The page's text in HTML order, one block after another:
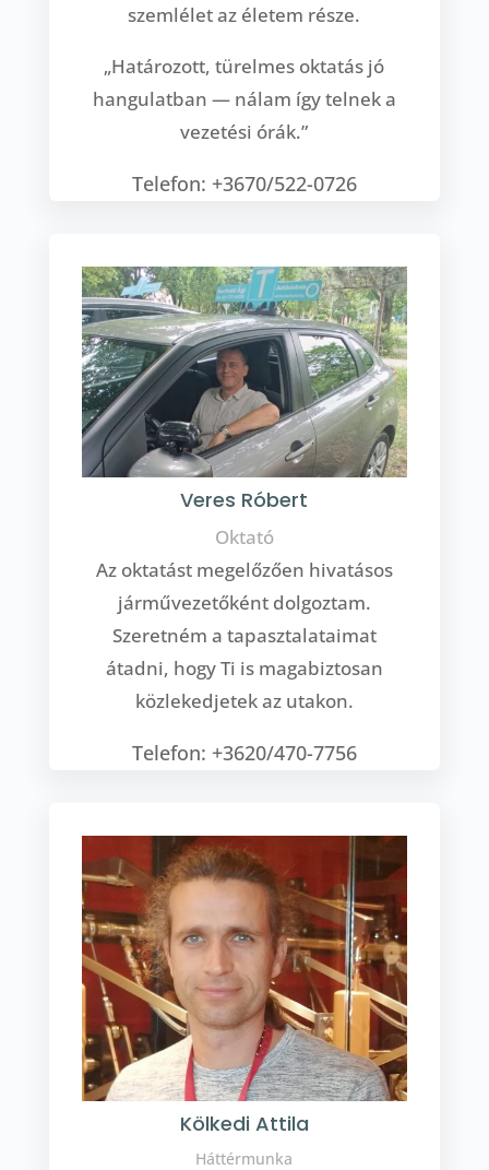
szemlélet az életem része.
„Határozott, türelmes oktatás jó
hangulatban — nálam így telnek a
vezetési órák.”
Telefon: +3670/522-0726
Veres Róbert
Oktató
Az oktatást megelőzően hivatásos
járművezetőként dolgoztam.
Szeretném a tapasztalataimat
átadni, hogy Ti is magabiztosan
közlekedjetek az utakon.
Telefon: +3620/470-7756
Kölkedi Attila
Háttérmunka